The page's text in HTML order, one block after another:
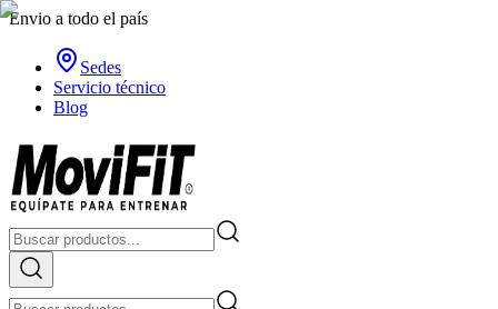
Envio a todo el país
Sedes
Servicio técnico
Blog